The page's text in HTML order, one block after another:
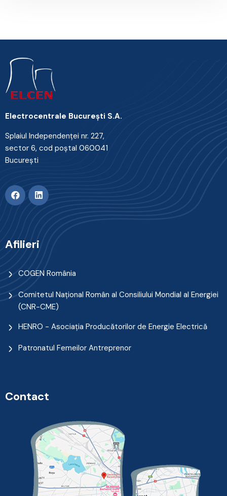
Electrocentrale Bucureşti S.A.
Splaiul Independenţei nr. 227,
sector 6, cod poştal 060041
Bucureşti
Afilieri
COGEN România
Comitetul Naţional Român al Consiliului Mondial al Energiei
(CNR-CME)
HENRO - Asociația Producătorilor de Energie Electrică
Patronatul Femeilor Antreprenor
Contact